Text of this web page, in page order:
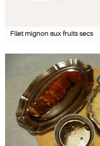
Filet mignon aux fruits secs